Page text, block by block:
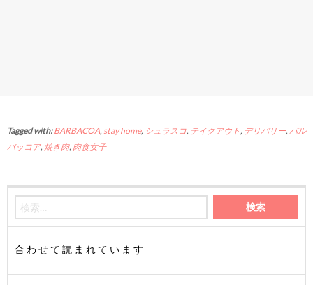
Tagged with: BARBACOA, stay home, シュラスコ, テイクアウト , デリバリー, バル
バッコア, 焼き肉, 肉食女子
合わせて読まれています